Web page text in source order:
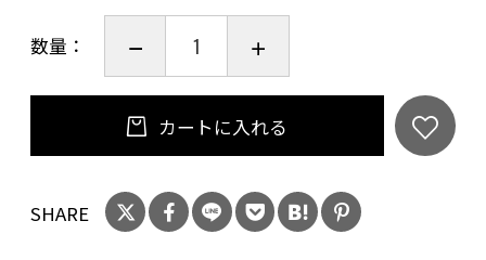
送料：商品代に含む（送料無料）
【収益は全て地域貢献活動へ】
本商品販売における収益は、全て（一社）島本
交流協会が主催・運営に携わる地域貢献活動に
数量：
カートに入れる
SHARE